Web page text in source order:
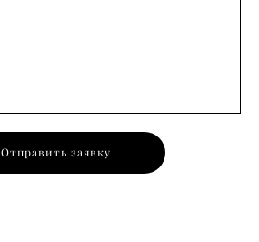
Отправить заявку